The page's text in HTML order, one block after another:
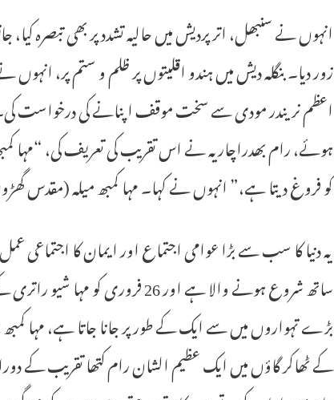
انہوں نے سنبھل، اتر پردیش میں حالیہ تشدد پر بھی تبصرہ
زور دیا۔ بنگلہ دیش میں ہندو اقلیتوں پر ظلم و ستم پر،
اعظم نریندر مودی سے سخت موقف اپنانے کی درخواست
ہوئے، رام بھدراچاریہ نے اس تقریب کی تعریف کی، “مہا
کو فروغ دیتا ہے،” انہوں نے کہا۔ مہا کمبھ میلہ (مقدس
ساتھ شروع ہونے والا ہے اور
کے ٹھاکر گاؤں میں ایک عظیم الشان رام کتھا تقریب کے